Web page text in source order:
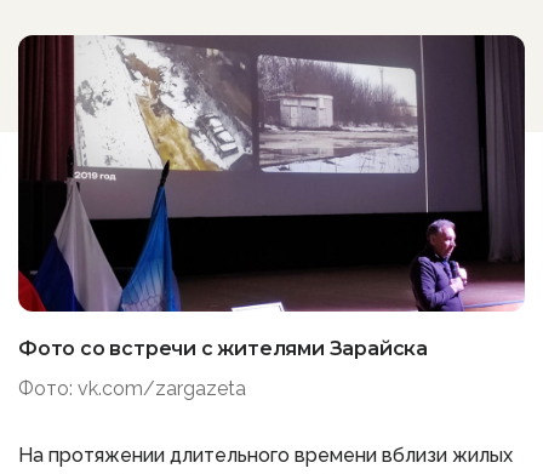
Фото со встречи с жителями Зарайска
Фото: vk.com/zargazeta
На протяжении длительного времени вблизи жилых